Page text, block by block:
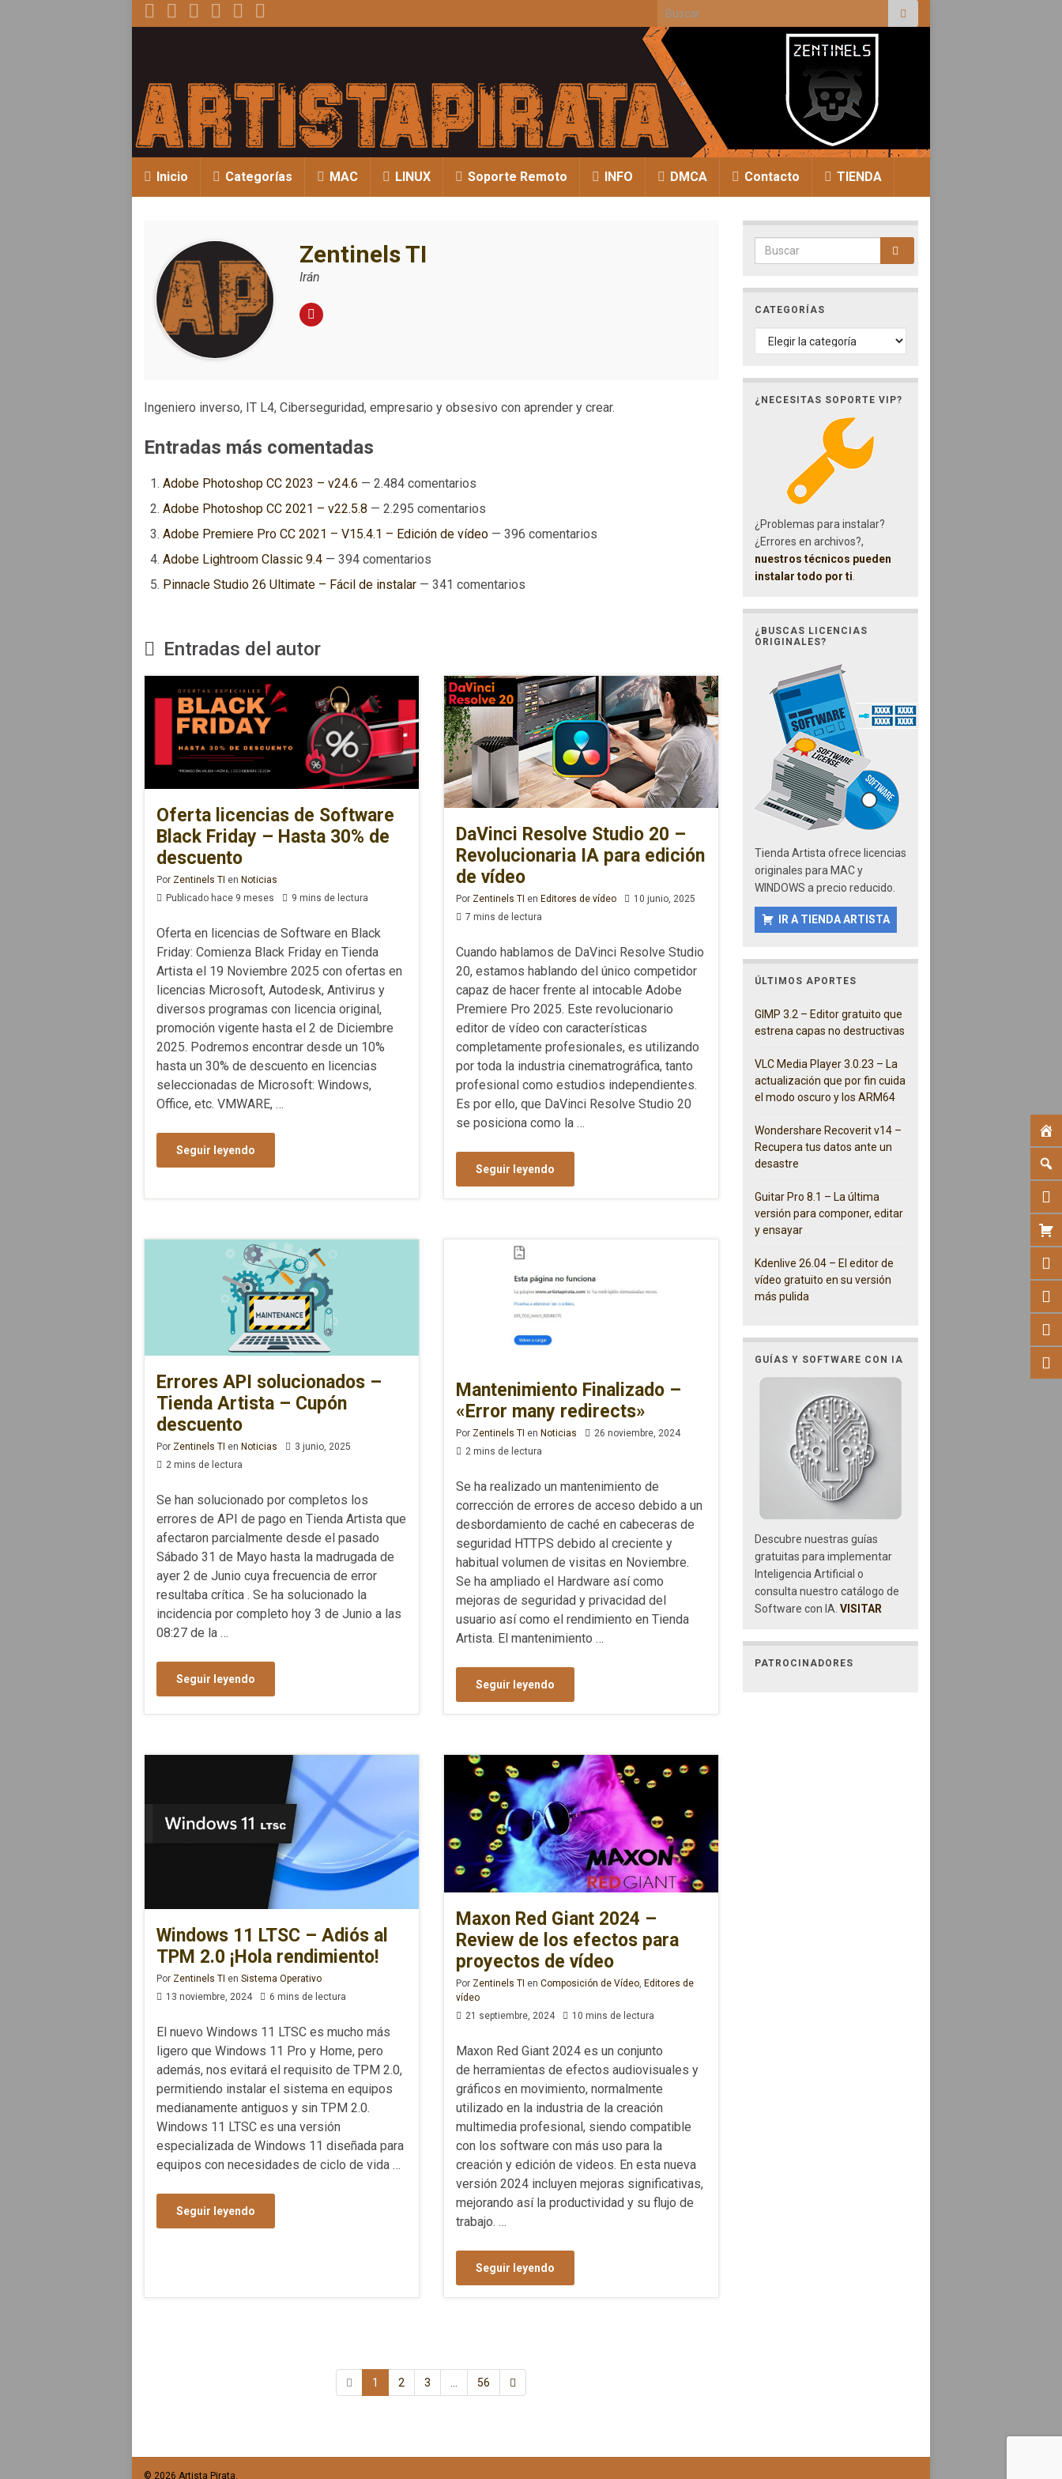
Search for:
Inicio Categorías MAC LINUX Soporte Remoto INFO DMCA Contacto TIENDA
Zentinels TI
Irán
Ingeniero inverso, IT L4, Ciberseguridad, empresario y obsesivo con aprender y crear.
Entradas más comentadas
Adobe Photoshop CC 2023 – v24.6 — 2.484 comentarios
Adobe Photoshop CC 2021 – v22.5.8 — 2.295 comentarios
Adobe Premiere Pro CC 2021 – V15.4.1 – Edición de vídeo — 396 comentarios
Adobe Lightroom Classic 9.4 — 394 comentarios
Pinnacle Studio 26 Ultimate – Fácil de instalar — 341 comentarios
Entradas del autor
Oferta licencias de Software
Black Friday – Hasta 30% de
descuento
Por Zentinels TI en Noticias
Publicado hace 9 meses
9 mins de lectura
Oferta en licencias de Software en Black
Friday: Comienza Black Friday en Tienda
Artista el 19 Noviembre 2025 con ofertas en
licencias Microsoft, Autodesk, Antivirus y
diversos programas con licencia original,
promoción vigente hasta el 2 de Diciembre
2025. Podremos encontrar desde un 10%
hasta un 30% de descuento en licencias
seleccionadas de Microsoft: Windows,
Office, etc. VMWARE, …
Seguir leyendo
DaVinci Resolve Studio 20 –
Revolucionaria IA para edición
de vídeo
Por Zentinels TI en Editores de vídeo
10 junio, 2025
7 mins de lectura
Cuando hablamos de DaVinci Resolve Studio
20, estamos hablando del único competidor
capaz de hacer frente al intocable Adobe
Premiere Pro 2025. Este revolucionario
editor de vídeo con características
completamente profesionales, es utilizando
por toda la industria cinematrográfica, tanto
profesional como estudios independientes.
Es por ello, que DaVinci Resolve Studio 20
se posiciona como la …
Seguir leyendo
Errores API solucionados –
Tienda Artista – Cupón
descuento
Por Zentinels TI en Noticias
3 junio, 2025
2 mins de lectura
Se han solucionado por completos los
errores de API de pago en Tienda Artista que
afectaron parcialmente desde el pasado
Sábado 31 de Mayo hasta la madrugada de
ayer 2 de Junio cuya frecuencia de error
resultaba crítica . Se ha solucionado la
incidencia por completo hoy 3 de Junio a las
08:27 de la …
Seguir leyendo
Mantenimiento Finalizado –
«Error many redirects»
Por Zentinels TI en Noticias
26 noviembre, 2024
2 mins de lectura
Se ha realizado un mantenimiento de
corrección de errores de acceso debido a un
desbordamiento de caché en cabeceras de
seguridad HTTPS debido al creciente y
habitual volumen de visitas en Noviembre.
Se ha ampliado el Hardware así como
mejoras de seguridad y privacidad del
usuario así como el rendimiento en Tienda
Artista. El mantenimiento …
Seguir leyendo
Windows 11 LTSC – Adiós al
TPM 2.0 ¡Hola rendimiento!
Por Zentinels TI en Sistema Operativo
13 noviembre, 2024
6 mins de lectura
El nuevo Windows 11 LTSC es mucho más
ligero que Windows 11 Pro y Home, pero
además, nos evitará el requisito de TPM 2.0,
permitiendo instalar el sistema en equipos
medianamente antiguos y sin TPM 2.0.
Windows 11 LTSC es una versión
especializada de Windows 11 diseñada para
equipos con necesidades de ciclo de vida …
Seguir leyendo
Maxon Red Giant 2024 –
Review de los efectos para
proyectos de vídeo
Por Zentinels TI en Composición de Vídeo, Editores de
vídeo
21 septiembre, 2024
10 mins de lectura
Maxon Red Giant 2024 es un conjunto
de herramientas de efectos audiovisuales y
gráficos en movimiento, normalmente
utilizado en la industria de la creación
multimedia profesional, siendo compatible
con los software con más uso para la
creación y edición de videos. En esta nueva
versión 2024 incluyen mejoras significativas,
mejorando así la productividad y su flujo de
trabajo. …
Seguir leyendo
1 2 3 56
Search for:
CATEGORÍAS
CATEGORÍAS
¿NECESITAS SOPORTE VIP?
¿Problemas para instalar?
¿Errores en archivos?,
nuestros técnicos pueden
instalar todo por ti
¿BUSCAS LICENCIAS
ORIGINALES?
Tienda Artista ofrece licencias
originales para MAC y
WINDOWS a precio reducido.
IR A TIENDA ARTISTA
ÚLTIMOS APORTES
GIMP 3.2 – Editor gratuito que
estrena capas no destructivas
VLC Media Player 3.0.23 – La
actualización que por fin cuida
el modo oscuro y los ARM64
Wondershare Recoverit v14 –
Recupera tus datos ante un
desastre
Guitar Pro 8.1 – La última
versión para componer, editar
y ensayar
Kdenlive 26.04 – El editor de
vídeo gratuito en su versión
más pulida
GUÍAS Y SOFTWARE CON IA
Descubre nuestras guías
gratuitas para implementar
Inteligencia Artificial o
consulta nuestro catálogo de
Software con IA. VISITAR
PATROCINADORES
© 2026 Artista Pirata.